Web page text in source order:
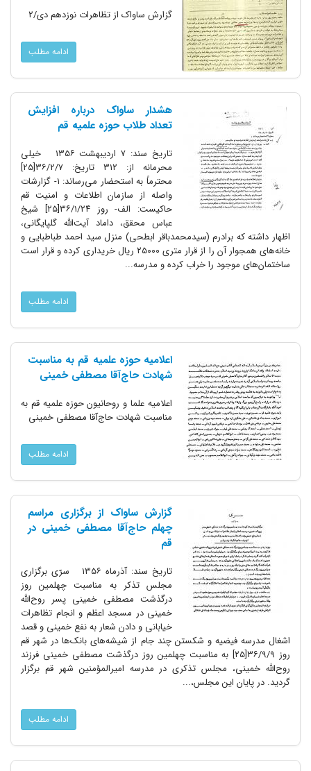
گزارش ساواک از تظاهرات نوزدهم دی/2
ادامه مطلب
هشدار ساواک درباره افزایش
تعداد طلاب حوزه علمیه قم
تاریخ سند: ۷ اردیبهشت ۱۳۵۶ خیلی
محرمانه از: ۳۱۲ تاریخ: ۳۶/۲/۷[۲۵]
محترماً به استحضار می‌رساند: ۱- گزارشات
واصله از سازمان اطلاعات و امنیت قم
حاکیست: الف- روز ۳۶/۱/۲۴[۲۵] شیخ
عباس محقق، داماد آیت‌الله گلپایگانی،
اظهار داشته که برادرم (سیدمحمدباقر ابطحی) منزل سید احمد طباطبایی و
خانه‌های همجوار آن را از قرار متری ۲۵۰۰۰ ریال خریداری کرده و قرار است
ساختمان‌های موجود را خراب کرده و مدرسه...
ادامه مطلب
اعلامیه حوزه علمیه قم به مناسبت
شهادت حاج‌آقا مصطفی خمینی
اعلامیه علما و روحانیون حوزه علمیه قم به
مناسبت شهادت حاج‌آقا مصطفی خمینی
ادامه مطلب
گزارش ساواک از برگزاری مراسم
چهلم حاج‌آقا مصطفی خمینی در
تاریخ سند: آذرماه ۱۳۵۶ سرّی برگزاری
مجلس تذکر به مناسبت چهلمین روز
درگذشت مصطفی خمینی پسر روح‌اللّه
خمینی در مسجد اعظم و انجام تظاهرات
خیابانی و دادن شعار به نفع خمینی و قصد
اشغال مدرسه فیضیه و شکستن چند جام از شیشه‌های بانک‌ها در شهر قم
روز ۳۶/۹/۹[۲۵] به مناسبت چهلمین روز درگذشت مصطفی خمینی فرزند
روح‌الله خمینی، مجلس تذکری در مدرسه امیرالمؤمنین شهر قم برگزار
گردید. در پایان این مجلس،...
ادامه مطلب